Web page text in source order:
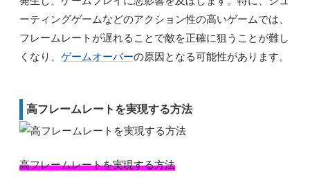
ーティングゲームなどのアクション性の高いゲームでは、
フレームレートが遅れることで敵を正確に狙うことが難し
くなり、 ゲームオーバーの原因となる可能性があります。
高フレームレートを実現する方法
高フレームレートを実現する方法